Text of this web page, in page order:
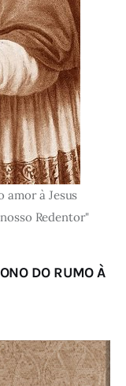
amor à Jesus
Redentor"
DO RUMO À